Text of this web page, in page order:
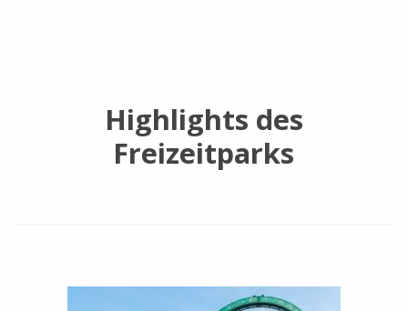
Highlights des
Freizeitparks